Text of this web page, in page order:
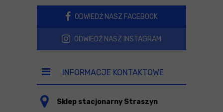
ODWIEDŹ NASZ FACEBOOK
ODWIEDŹ NASZ INSTAGRAM
INFORMACJE KONTAKTOWE
Sklep stacjonarny Straszyn